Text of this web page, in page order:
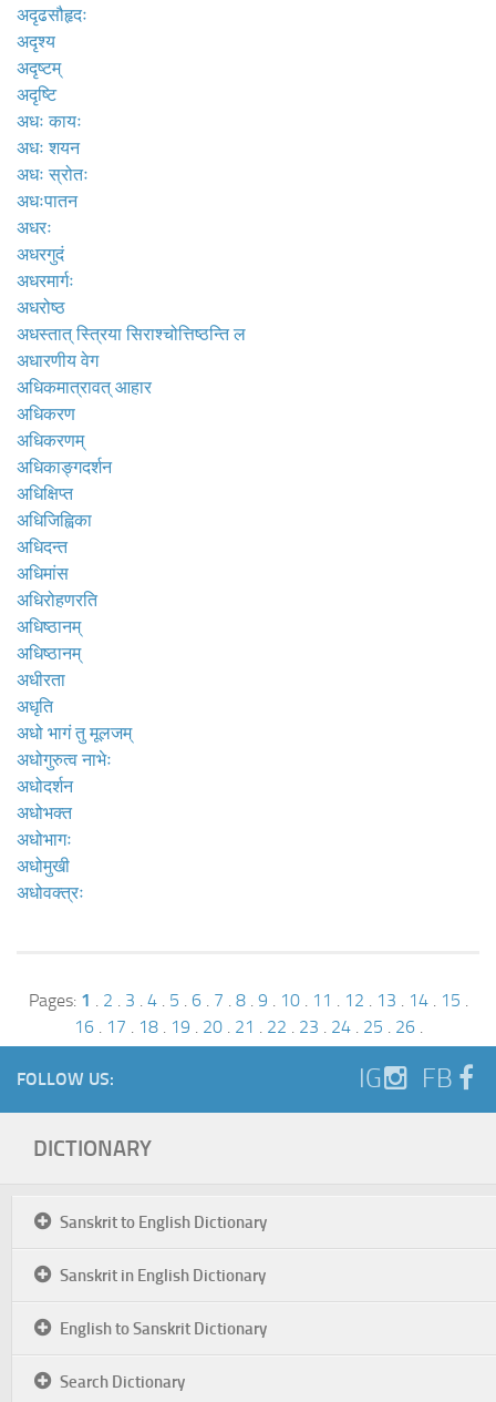
अदृढसौहृदः
अदृश्य
अदृष्टम्
अदृष्टि
अधः कायः
अधः शयन
अधः स्रोतः
अधःपातन
अधरः
अधरगुदं
अधरमार्गः
अधरोष्ठ
अधस्तात् स्त्रिया सिराश्चोत्तिष्ठन्ति ल
अधारणीय वेग
अधिकमात्रावत् आहार
अधिकरण
अधिकरणम्
अधिकाङ्गदर्शन
अधिक्षिप्त
अधिजिह्विका
अधिदन्त
अधिमांस
अधिरोहणरति
अधिष्ठानम्
अधिष्ठानम्
अधीरता
अधृति
अधो भागं तु मूलजम्
अधोगुरुत्व नाभेः
अधोदर्शन
अधोभक्त
अधोभागः
अधोमुखी
अधोवक्त्रः
Pages: 1 . 2 . 3 . 4. 5 . 6. 7 . 8. 9 . 10. 11 . 12 . 13 . 14. 15 .
16. 17 . 18. 19 . 20. 21 . 22 . 23 . 24. 25 . 26.
FOLLOW US: IG FB
DICTIONARY
Sanskrit to English Dictionary
Sanskrit in English Dictionary
English to Sanskrit Dictionary
Search Dictionary